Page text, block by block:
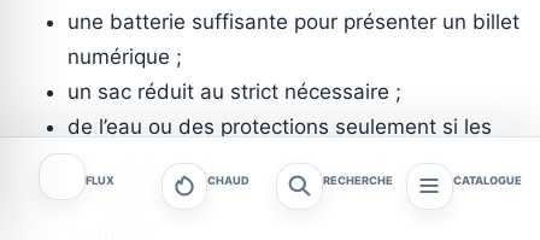
une batterie suffisante pour présenter un billet
numérique ;
un sac réduit au strict nécessaire ;
de l’eau ou des protections seulement si les
consignes du tournoi les autorisent ;
une marge d’arrivée compatible avec les
FLUX CHAUD RECHERCHE CATALOGUE